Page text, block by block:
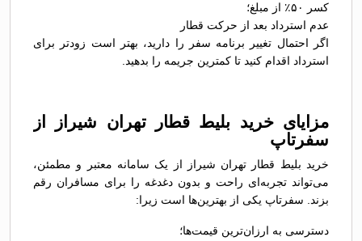
کسر ۵۰٪ از مبلغ؛
عدم استرداد بعد از حرکت قطار
اگر احتمال تغییر برنامه سفر را دارید، بهتر است زودتر برای
استرداد اقدام کنید تا کمترین جریمه را بدهید.
مزایای خرید بلیط قطار تهران شيراز از
سفرتاپ
خرید بلیط قطار تهران شيراز از یک سامانه معتبر و مطمئن،
می‌تواند تجربه‌ای راحت و بدون دغدغه را برای مسافران رقم
بزند. سفرتاپ یکی از بهترین‌ها است زیرا:
دسترسی به ارزان‌ترین قیمت‌ها؛